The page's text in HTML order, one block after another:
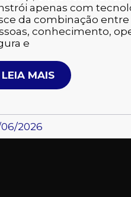
apenas com
da combinação entre
conhecimento,
e
LEIA MAIS
2026